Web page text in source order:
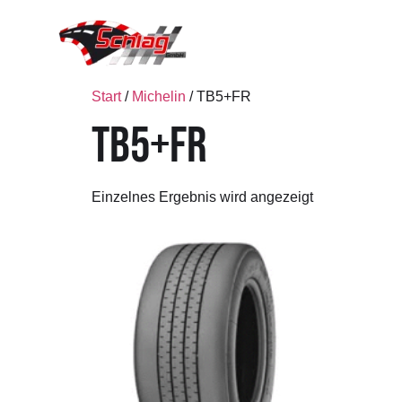
Start/ Michelin / TB5+FR
TB5+FR
Einzelnes Ergebnis wird angezeigt